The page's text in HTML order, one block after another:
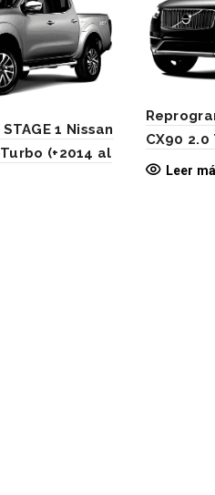
1 Nissan
(+2014 al
CX90 2.0
Leer